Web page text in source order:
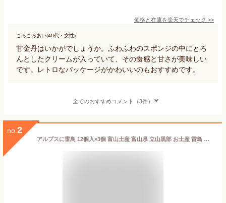
価格と在庫を楽天でチェック >>
ころころあい(40代・女性)
甘金丹はいかがでしょうか。ふわふわのスポンジの中にとろ
んとしたクリームが入っていて、その食感と甘さが美味しい
です。レトロなパッケージがかわいいのもおすすめです。
全てのおすすめコメント（3件）
no. 2
アルプスに雷鳥 12個入×3個 富山土産 富山県 立山黒部 お土産 雷鳥 ライチョウ 型まんじゅう 和菓子 饅頭